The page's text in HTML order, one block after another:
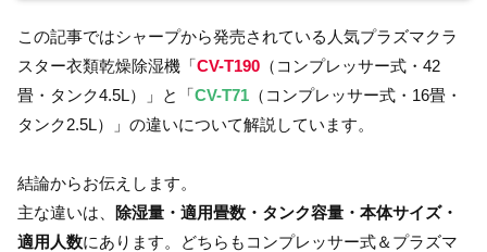
この記事ではシャープから発売されている人気プラズマクラ
スター衣類乾燥除湿機「CV-T190 （コンプレッサー式・42
畳・タンク4.5L）」と「CV-T71 （コンプレッサー式・16畳・
タンク2.5L）」の違いについて解説しています。
結論からお伝えします。
主な違いは、
除湿量・適用畳数・タンク容量・本体サイズ・
適用人数にあります。どちらもコンプレッサー式＆プラズマ